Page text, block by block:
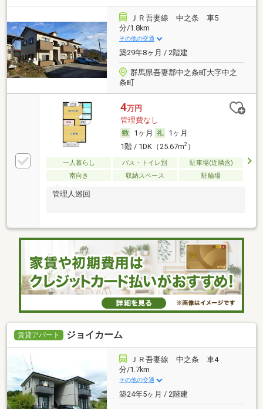
ＪＲ吾妻線 中之条 車5
分/1.8km
その他の交通
築29年8ヶ月 / 2階建
群馬県吾妻郡中之条町大字中之
条町
4万円
管理費なし
1ヶ月
1ヶ月
1階 / 1DK（25.67m2）
一人暮らし バス・トイレ別
駐車場(近隣含)
南向き
収納スペース 駐輪場
管理人巡回
賃貸アパート ジョイカーム
ＪＲ吾妻線 中之条 車4
分/1.7km
その他の交通
築24年5ヶ月 / 2階建